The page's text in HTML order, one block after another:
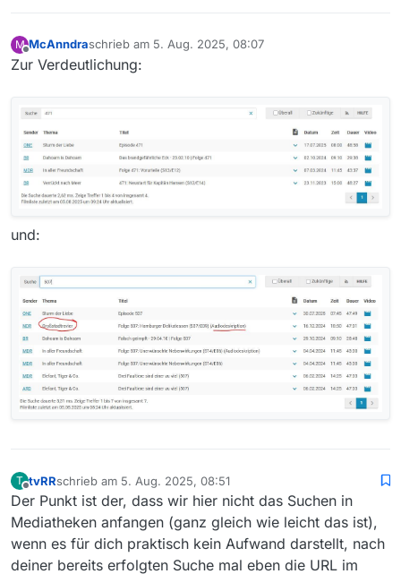
M
Offline
McAnndraschrieb am 5. Aug. 2025, 08:07
zuletzt editiert von
Zur Verdeutlichung:
und:
T
Offline
tvRRschrieb am 5. Aug. 2025, 08:51
zuletzt editiert von
Der Punkt ist der, dass wir hier nicht das Suchen in
Mediatheken anfangen (ganz gleich wie leicht das ist),
wenn es für dich praktisch kein Aufwand darstellt, nach
deiner bereits erfolgten Suche mal eben die URL im